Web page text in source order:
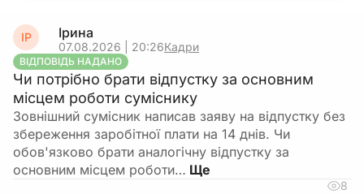
ІР Ірина
07.08.2026 | 20:26Кадри
ВІДПОВІДЬ НАДАНО
Чи потрібно брати відпустку за основним
місцем роботи суміснику
Зовнішний сумісник написав заяву на відпустку без
збереження заробітної плати на 14 днів. Чи
обов'язково брати аналогічну відпустку за
основним місцем роботи…
8